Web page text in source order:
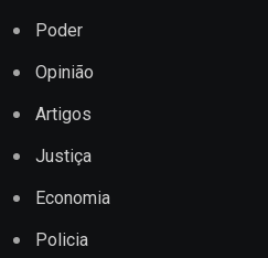
Poder
Opinião
Artigos
Justiça
Economia
Policia